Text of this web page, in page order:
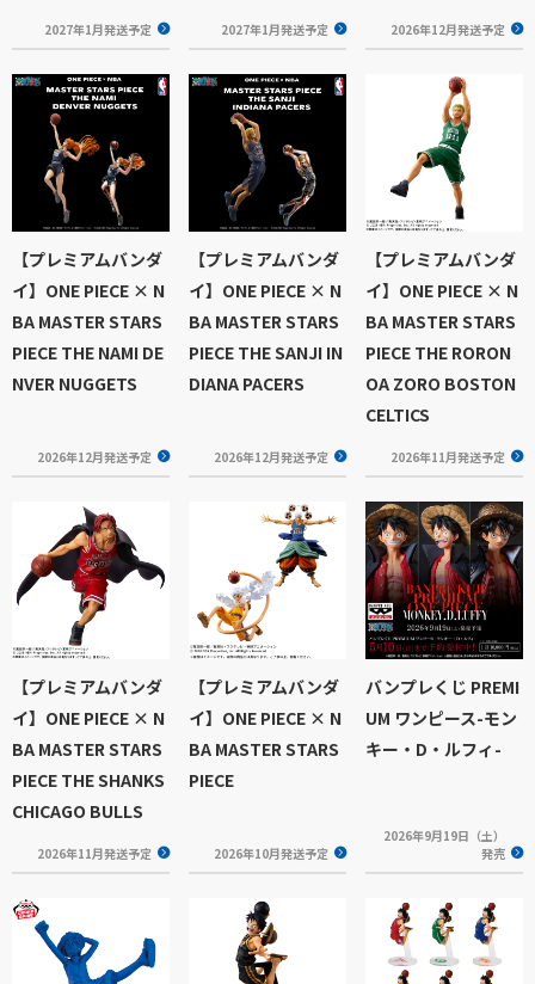
2027年1月発送予定 2027年1月発送予定 2026年12月発送予定
【プレミアムバンダ
イ】ONE PIECE × N
BA MASTER STARS
PIECE THE NAMI DE
NVER NUGGETS
2026年12月発送予定
【プレミアムバンダ
イ】ONE PIECE × N
BA MASTER STARS
PIECE THE SANJI IN
DIANA PACERS
2026年12月発送予定
【プレミアムバンダ
イ】ONE PIECE × N
BA MASTER STARS
PIECE THE RORON
OA ZORO BOSTON
CELTICS
2026年11月発送予定
【プレミアムバンダ
イ】ONE PIECE × N
BA MASTER STARS
PIECE THE SHANKS
CHICAGO BULLS
2026年11月発送予定
【プレミアムバンダ
イ】ONE PIECE × N
BA MASTER STARS
PIECE
2026年10月発送予定
バンプレくじ PREMI
UM ワンピース-モン
キー・D・ルフィ-
2026年9月19日（土）
発売